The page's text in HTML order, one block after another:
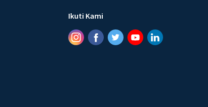
Ikuti Kami